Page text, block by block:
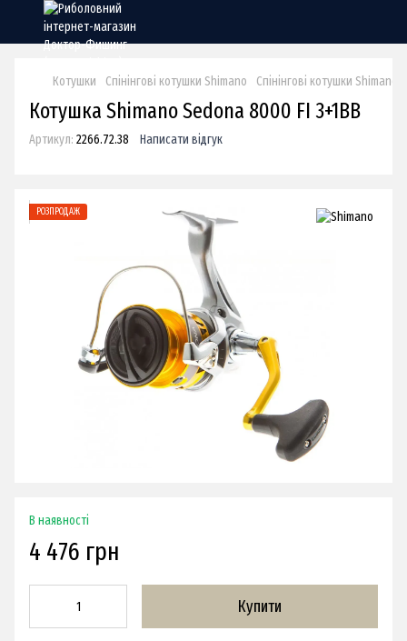
Котушки Спінінгові котушки Shimano Спінінгові котушки Shimano
Котушка Shimano Sedona 8000 FI 3+1BB
Артикул: 2266.72.38 Написати відгук
РОЗПРОДАЖ
В наявності
4 476 грн
Купити